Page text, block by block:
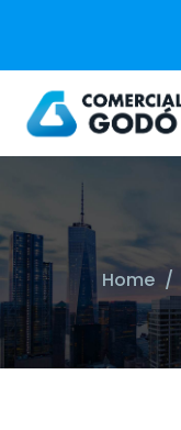
Home